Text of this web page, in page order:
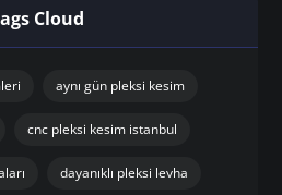
Cloud
aynı gün pleksi kesim
cnc pleksi kesim istanbul
dayanıklı pleksi levha